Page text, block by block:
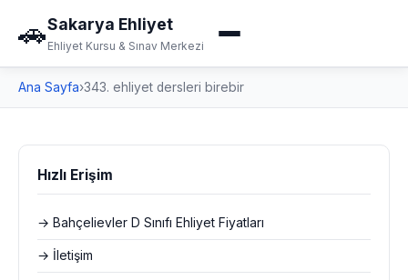
🚗Sakarya Ehliyet
Ehliyet Kursu & Sınav Merkezi
Ana Sayfa›343. ehliyet dersleri birebir
Hızlı Erişim
→ Bahçelievler D Sınıfı Ehliyet Fiyatları
→ İletişim